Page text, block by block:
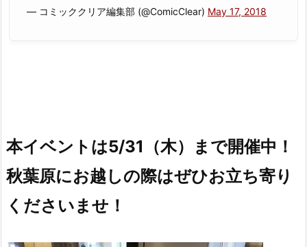
— コミッククリア編集部 (@ComicClear) May 17, 2018
本イベントは5/31（木）まで開催中！
秋葉原にお越しの際はぜひお立ち寄り
くださいませ！